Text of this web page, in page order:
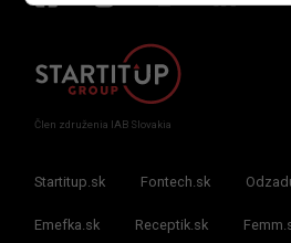
Člen združenia IAB Slovakia
Startitup.sk Fontech.sk
Emefka.sk Receptik.sk